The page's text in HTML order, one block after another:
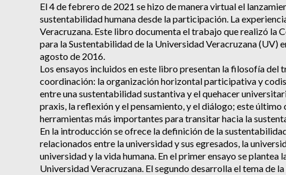
El 4 de febrero de 2021 se hizo de manera virtual el
sustentabilidad humana desde la participación. La
Veracruzana. Este libro documenta el trabajo que realizó la
para la Sustentabilidad de la Universidad Veracruzana (UV)
agosto de 2016.
Los ensayos incluidos en este libro presentan la filosofía del
coordinación: la organización horizontal participativa y
entre una sustentabilidad sustantiva y el quehacer
praxis, la reflexión y el pensamiento, y el diálogo; este último
herramientas más importantes para transitar hacia la
En la introducción se ofrece la definición de la
relacionados entre la universidad y sus egresados, la
universidad y la vida humana. En el primer ensayo se plantea
Universidad Veracruzana. El segundo desarrolla el tema de